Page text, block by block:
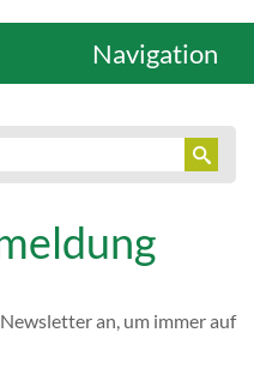
Navigation
an, um immer auf